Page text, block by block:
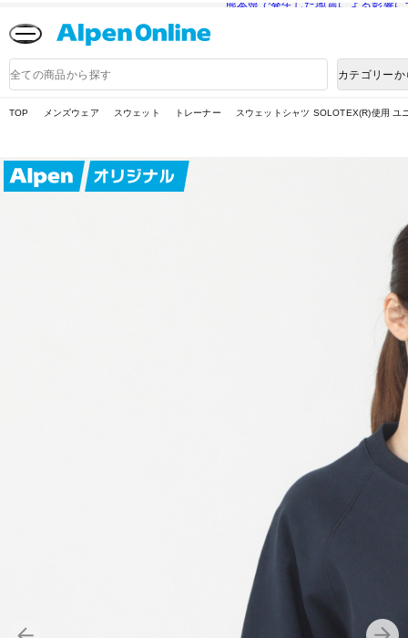
熊本県で発生した地震による影響
品
検
カテゴリー
TOP メンズウェア スウェット トレーナー スウェットシャツ SOLOTEX(R)使用 ユ